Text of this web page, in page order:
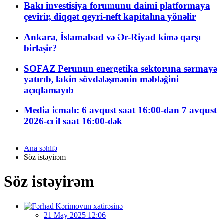
Bakı investisiya forumunu daimi platformaya
çevirir, diqqət qeyri-neft kapitalına yönəlir
Ankara, İslamabad və Ər-Riyad kimə qarşı
birləşir?
SOFAZ Perunun energetika sektoruna sərmayə
yatırıb, lakin sövdələşmənin məbləğini
açıqlamayıb
Media icmalı: 6 avqust saat 16:00-dan 7 avqust
2026-cı il saat 16:00-dək
Ana səhifə
Söz istəyirəm
Söz istəyirəm
21 May 2025 12:06